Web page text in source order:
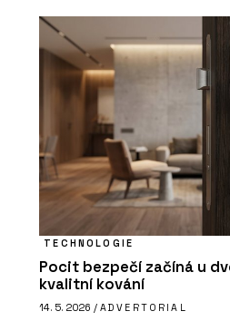
TECHNOLOGIE
Pocit bezpečí začíná u
kvalitní kování
14. 5. 2026 / ADVERTORIAL